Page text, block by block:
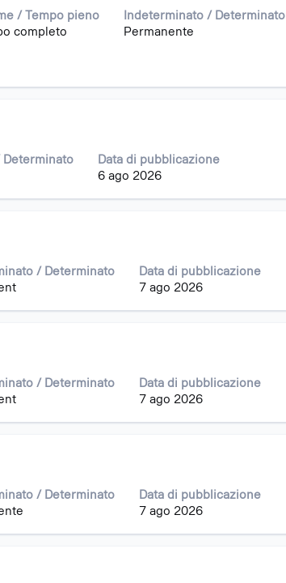
/ Tempo pieno
completo
Indeterminato / Determinato
Permanente
Determinato
Data di pubblicazione
6 ago 2026
/ Determinato
Data di pubblicazione
7 ago 2026
/ Determinato
Data di pubblicazione
7 ago 2026
/ Determinato
Data di pubblicazione
7 ago 2026